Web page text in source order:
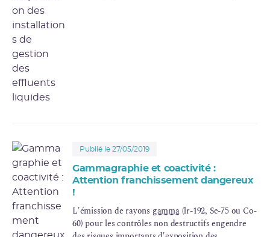
Publié le 27/05/2019
Gammagraphie et coactivité :
Attention franchissement dangereux
!
L'émission de rayons gamma(lr-192, Se-75 ou Co-
60) pour les contrôles non destructifs engendre